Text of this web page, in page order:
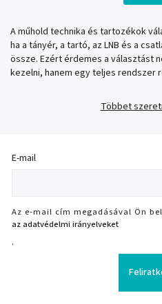
A műhold technika és tartozékok
ha a tányér, a tartó, az LNB és a
össze. Ezért érdemes a választást
kezelni, hanem egy teljes rendszer
Többet
E-mail
Az e-mail cím megadásával Ön
az adatvédelmi irányelveket
.